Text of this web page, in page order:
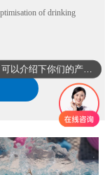
of drinking
你们是怎么收费的呢